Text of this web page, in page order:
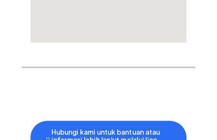
Hubungi kami untuk bantuan atau